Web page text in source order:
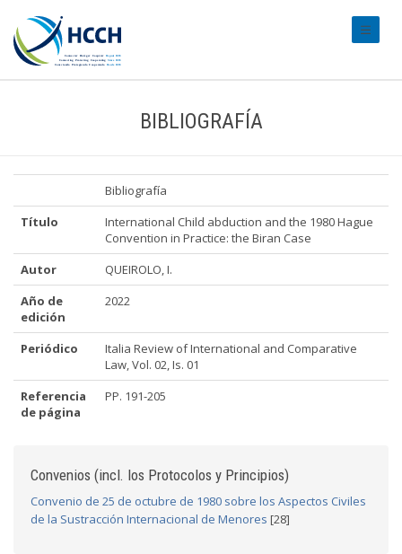
BIBLIOGRAFÍA
Bibliografía
Título
International Child abduction and the 1980 Hague
Convention in Practice: the Biran Case
Autor
QUEIROLO, I.
Año de
edición
2022
Periódico
Italia Review of International and Comparative
Law, Vol. 02, Is. 01
Referencia
de página
PP. 191-205
Convenios (incl. los Protocolos y Principios)
Convenio de 25 de octubre de 1980 sobre los Aspectos Civiles
de la Sustracción Internacional de Menores [28]